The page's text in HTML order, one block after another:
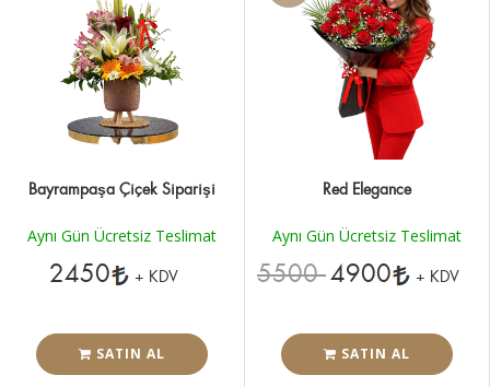
Bayrampaşa Çiçek Siparişi
Aynı Gün Ücretsiz Teslimat
2450 + KDV
SATIN AL
Red Elegance
Aynı Gün Ücretsiz Teslimat
55004900 + KDV
SATIN AL